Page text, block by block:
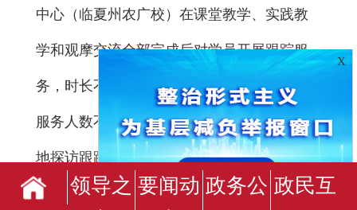
中心 （ 临夏州农广校） 在课堂教学、实践教
学和观摩交流全部完成后对学员开展跟踪服
务，时长不超 年，次数不少于2 次。跟踪
服务人数不少于培训班总人数的30%。通过实
地探访跟踪、信息化跟踪方式，对培训学员
产业发展、农业生产技术、生产需求、培训
领导之 要闻动 政务公 政民互
X